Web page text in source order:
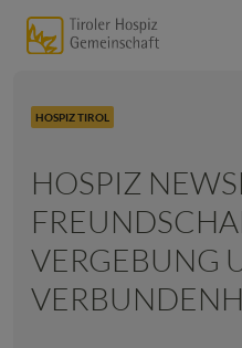
HOSPIZ TIROL
HOSPIZ
VERGEBUNG